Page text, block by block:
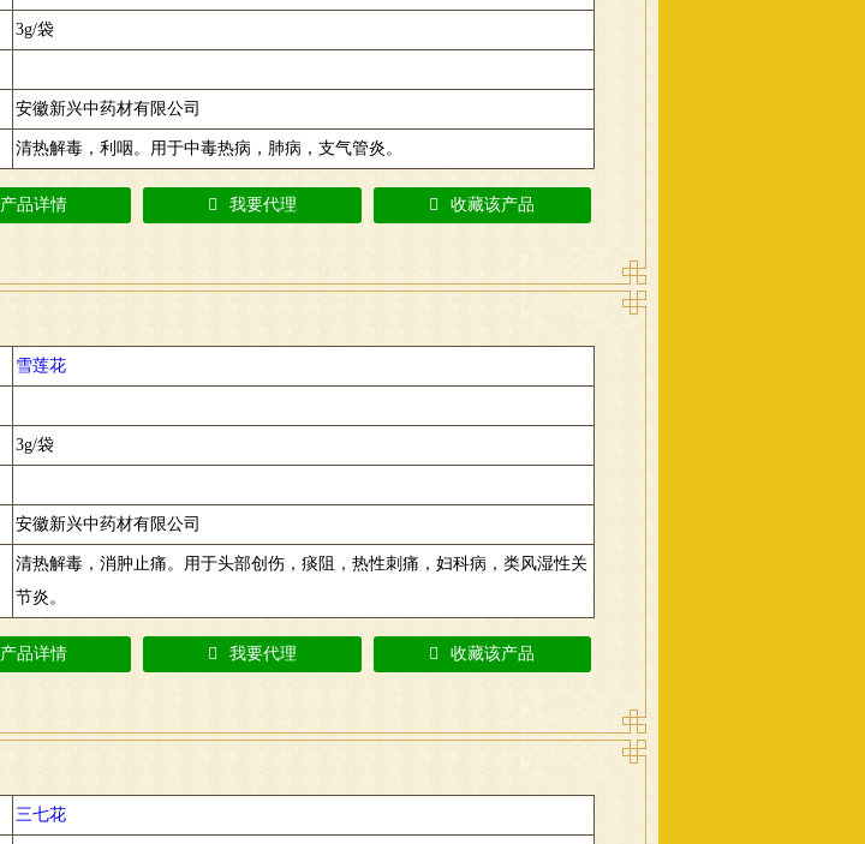
3g/袋
安徽新兴中药材有限公司
清热解毒，利咽。用于中毒热病，肺病，支气管炎。
产品详情 我要代理 收藏该产品
雪莲花
3g/袋
安徽新兴中药材有限公司
清热解毒，消肿止痛。用于头部创伤，痰阻，热性刺痛，妇科病，类风湿性关
节炎。
产品详情 我要代理 收藏该产品
三七花